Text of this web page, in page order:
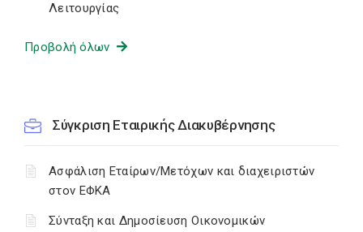
Λειτουργίας
Προβολή όλων
Σύγκριση Εταιρικής Διακυβέρνησης
Ασφάλιση Εταίρων/Μετόχων και διαχειριστών
στον ΕΦΚΑ
Σύνταξη και Δημοσίευση Οικονομικών